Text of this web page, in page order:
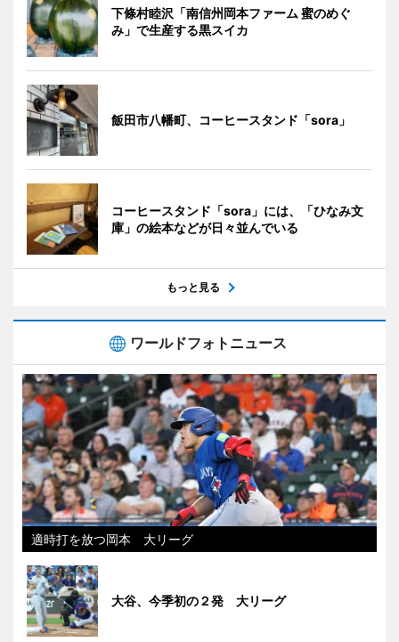
下條村睦沢「南信州岡本ファーム 蜜のめぐ
み」で生産する黒スイカ
飯田市八幡町、コーヒースタンド「sora」
コーヒースタンド「sora」には、「ひなみ文
庫」の絵本などが日々並んでいる
もっと見る
ワールドフォトニュース
適時打を放つ岡本 大リーグ
大谷、今季初の２発 大リーグ